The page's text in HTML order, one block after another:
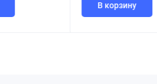
В корзину